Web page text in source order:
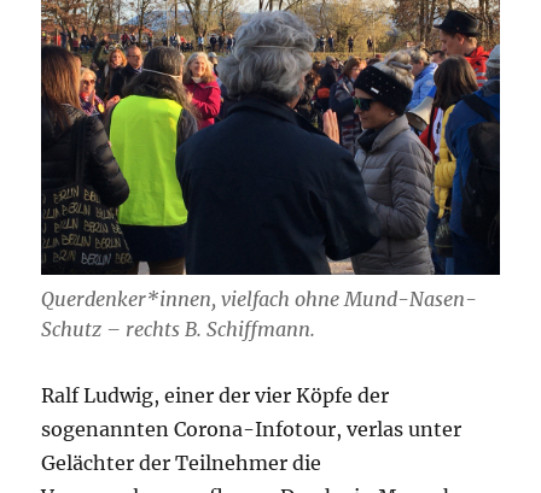
Querdenker*innen, vielfach ohne Mund-Nasen-
Schutz – rechts B. Schiffmann.
Ralf Ludwig, einer der vier Köpfe der
sogenannten Corona-Infotour, verlas unter
Gelächter der Teilnehmer die